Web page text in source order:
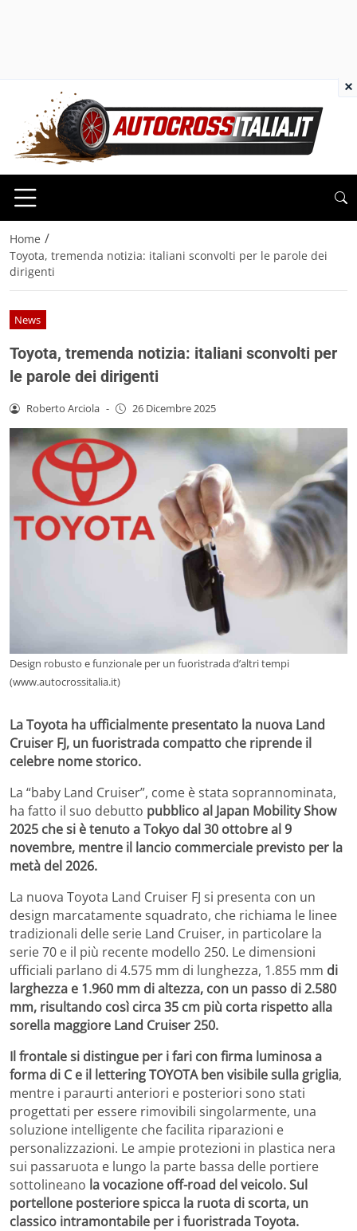
Home /
Toyota, tremenda notizia: italiani sconvolti per le parole dei
dirigenti
News
Toyota, tremenda notizia: italiani sconvolti per
le parole dei dirigenti
Roberto Arciola - 26 Dicembre 2025
Design robusto e funzionale per un fuoristrada d’altri tempi
(www.autocrossitalia.it)
La Toyota ha ufficialmente presentato la nuova Land
Cruiser FJ, un fuoristrada compatto che riprende il
celebre nome storico.
La “baby Land Cruiser”, come è stata soprannominata,
ha fatto il suo debutto pubblico al Japan Mobility Show
2025 che si è tenuto a Tokyo dal 30 ottobre al 9
novembre, mentre il lancio commerciale previsto per la
metà del 2026.
La nuova Toyota Land Cruiser FJ si presenta con un
design marcatamente squadrato, che richiama le linee
tradizionali delle serie Land Cruiser, in particolare la
serie 70 e il più recente modello 250. Le dimensioni
ufficiali parlano di 4.575 mm di lunghezza, 1.855 mm di
larghezza e 1.960 mm di altezza, con un passo di 2.580
mm, risultando così circa 35 cm più corta rispetto alla
sorella maggiore Land Cruiser 250.
Il frontale si distingue per i fari con firma luminosa a
forma di C e il lettering TOYOTA ben visibile sulla griglia,
mentre i paraurti anteriori e posteriori sono stati
progettati per essere rimovibili singolarmente, una
soluzione intelligente che facilita riparazioni e
personalizzazioni. Le ampie protezioni in plastica nera
sui passaruota e lungo la parte bassa delle portiere
sottolineano la vocazione off-road del veicolo. Sul
portellone posteriore spicca la ruota di scorta, un
classico intramontabile per i fuoristrada Toyota.
×